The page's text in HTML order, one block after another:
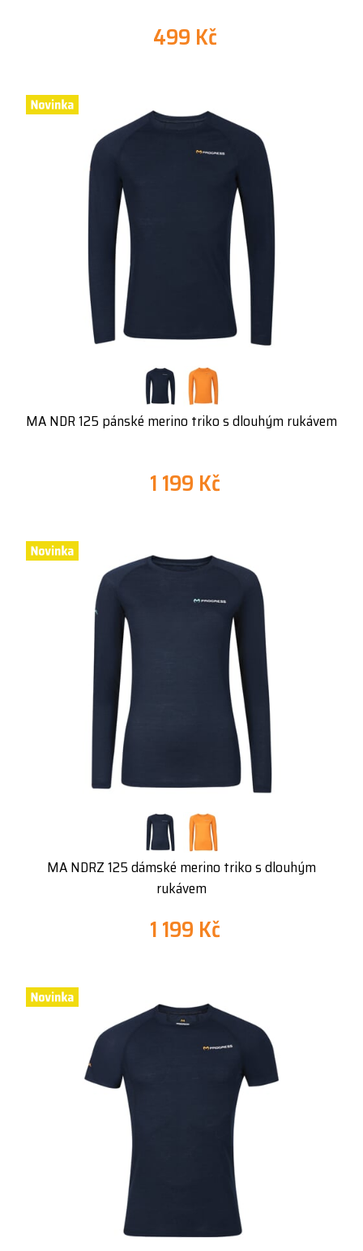
499 Kč
MA NDR 125 pánské merino triko s dlouhým rukávem
1 199 Kč
MA NDRZ 125 dámské merino triko s dlouhým
rukávem
1 199 Kč